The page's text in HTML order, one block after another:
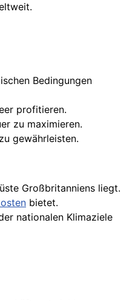
Bedingungen
profitieren.
zu maximieren.
gewährleisten.
Großbritanniens liegt.
bietet.
nationalen Klimaziele